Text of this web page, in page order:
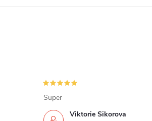
Viktorie Sikorova
Super